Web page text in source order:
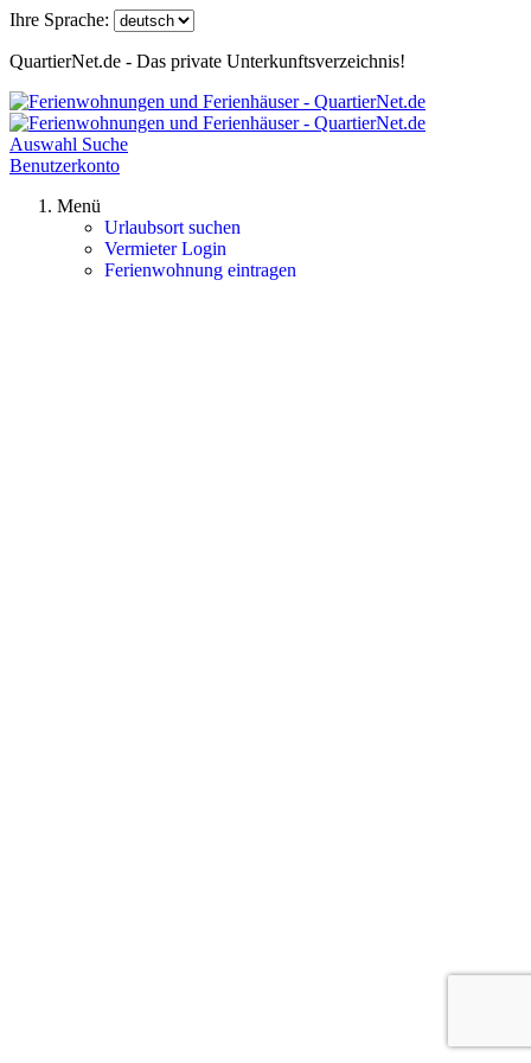
Ihre Sprache:
QuartierNet.de - Das private Unterkunftsverzeichnis!
Auswahl Suche
Benutzerkonto
Menü
Urlaubsort suchen
Vermieter Login
Ferienwohnung eintragen